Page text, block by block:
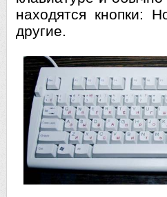
находятся кнопки:
другие.